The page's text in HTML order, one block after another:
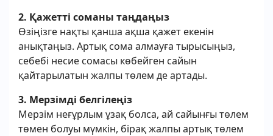
2. Қажетті соманы таңдаңыз
Өзіңізге нақты қанша ақша қажет екенін
анықтаңыз. Артық сома алмауға тырысыңыз,
себебі несие сомасы көбейген сайын
қайтарылатын жалпы төлем де артады.
3. Мерзімді белгілеңіз
Мерзім неғұрлым ұзақ болса, ай сайынғы төлем
төмен болуы мүмкін, бірақ жалпы артық төлем